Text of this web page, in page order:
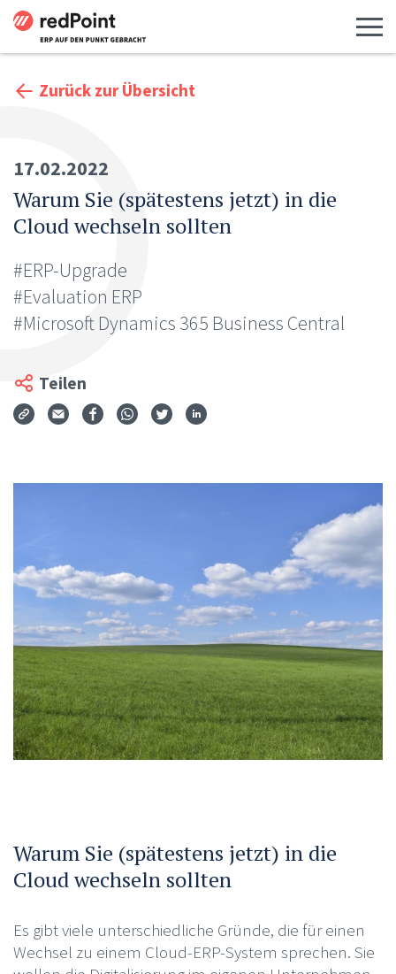
Zurück zur Übersicht
17.02.2022
Warum Sie (spätestens jetzt) in die
Cloud wechseln sollten
#ERP-Upgrade
#Evaluation ERP
#Microsoft Dynamics 365 Business Central
Teilen
Via Mail teilen
Auf Facebook teilen
Auf WhatsApp teilen
Auf Twitter teilen
Auf LinkedIn teilen
Warum Sie (spätestens jetzt) in die
Cloud wechseln sollten
Es gibt viele unterschiedliche Gründe, die für einen
Wechsel zu einem Cloud-ERP-System sprechen. Sie